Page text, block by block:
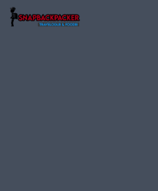
Skip to content